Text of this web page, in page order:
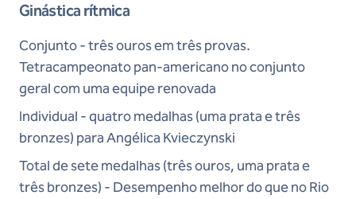
Ginástica rítmica
Conjunto - três ouros em três provas.
Tetracampeonato pan-americano no conjunto
geral com uma equipe renovada
Individual - quatro medalhas (uma prata e três
bronzes) para Angélica Kvieczynski
Total de sete medalhas (três ouros, uma prata e
três bronzes) - Desempenho melhor do que no Rio